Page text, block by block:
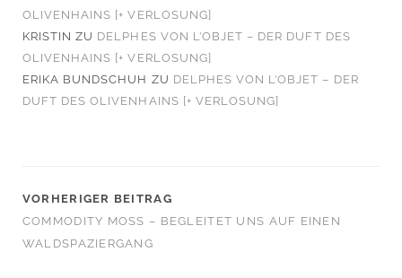
OLIVENHAINS [+ VERLOSUNG]
KRISTIN ZU DELPHES VON L’OBJET – DER DUFT DES
OLIVENHAINS [+ VERLOSUNG]
ERIKA BUNDSCHUH ZU DELPHES VON L’OBJET – DER
DUFT DES OLIVENHAINS [+ VERLOSUNG]
VORHERIGER BEITRAG
COMMODITY MOSS – BEGLEITET UNS AUF EINEN
WALDSPAZIERGANG